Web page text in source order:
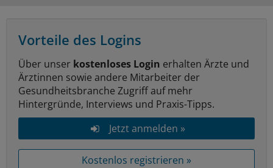
Vorteile des Logins
Über unser kostenloses Login erhalten Ärzte und
Ärztinnen sowie andere Mitarbeiter der
Gesundheitsbranche Zugriff auf mehr
Hintergründe, Interviews und Praxis-Tipps.
Jetzt anmelden »
Kostenlos registrieren »